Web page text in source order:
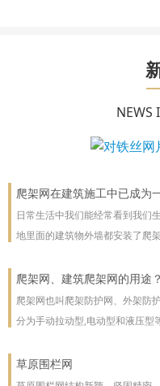
NEWS
爬架网在建筑施工中已成为
日常生活中我们能经常看到我们
地里面的建筑物外墙都安装了爬
爬架网、建筑爬架网的用途？
爬架网也叫爬架防护网、外架防
分为手动拉动型,电动型和液压型
彻底改善了脚手架技术
草原围栏网